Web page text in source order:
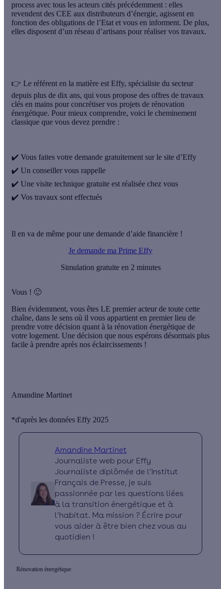
process avec tous les acteurs cités précédemment : elles
revendent des CEE aux distributeurs d’énergie, agissent en
fonction des obligations de l’Etat et vous en informent. De plus,
elles disposent d’un réseau d’artisans pour réaliser vos travaux.
👉 Le référent en la matière est Effy, spécialiste du secteur
depuis plus de dix ans, qui vous propose des offres de travaux
clés en mains pour concrétiser vos projets de rénovation
énergétique. Pour mieux comprendre, voici le cheminement
classique que vous devez prendre :
✔️ Vous faites votre demande gratuitement sur le site d’Effy
✔️ Un conseiller vous rappelle
✔️ Une visite technique gratuite est réalisée chez vous
✔️ Vos travaux sont effectués
Il en va de même pour une demande d’aide financière !
Je demande ma Prime Effy
Simulation gratuite en 2 minutes
Vous ! 🙂
Bien évidemment, vous êtes LE premier acteur de toute cette
chaîne, dans le sens où il vous appartient en premier lieu de
prendre votre décision quant à la rénovation énergétique de
votre logement. Une décision que nous espérons désormais plus
facile à prendre après nos éclaircissements !
Amandine Martinet
*d'après les données Effy 2025
Amandine Martinet
Journaliste web pour Effy
Journaliste diplômée de l’Institut
Français de Presse, je suis
passionnée par les questions liées
à la transition énergétique et à
l’habitat. Ma mission ? Écrire pour
vous aider à être bien chez vous au
quotidien !
Rénovation énergétique